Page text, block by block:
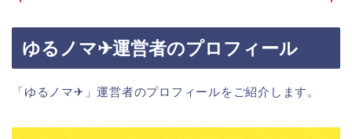
ゆるノマ✈︎運営者のプロフィール
「ゆるノマ✈︎」運営者のプロフィールをご紹介します。